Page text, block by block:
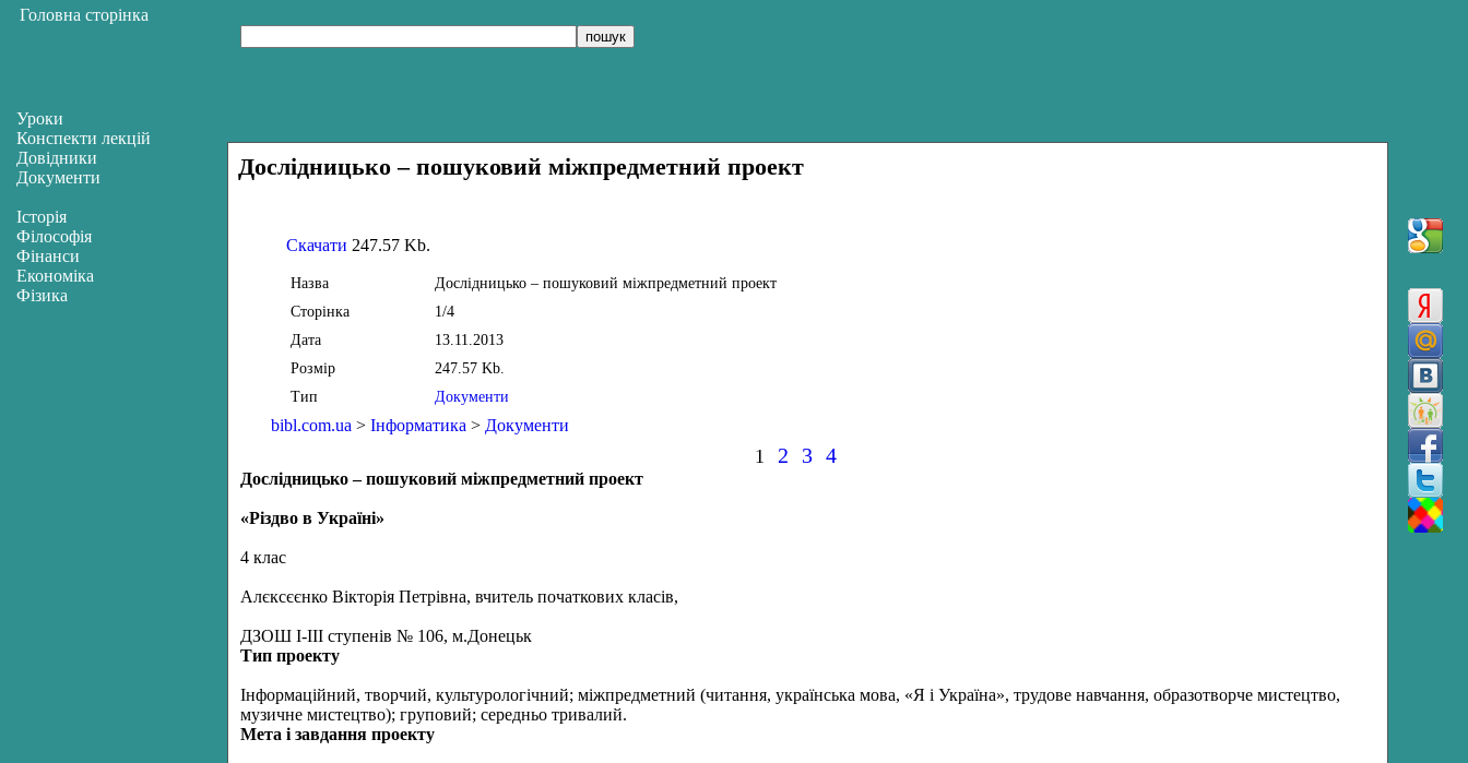
Дослідницько – пошуковий міжпредметний проект
Скачати 247.57 Kb.
Назва
Дослідницько – пошуковий міжпредметний проект
Сторінка
1/4
Дата
13.11.2013
Розмір
247.57 Kb.
Тип
Документи
bibl.com.ua > Інформатика > Документи
1 2 3 4
Дослідницько – пошуковий міжпредметний проект
«Різдво в Україні»
4 клас
Алєксєєнко Вікторія Петрівна, вчитель початкових класів,
ДЗОШ І-ІІІ ступенів № 106, м.Донецьк
Тип проекту
Інформаційний, творчий, культурологічний; міжпредметний (читання, українська мова, «Я і Україна», трудове навчання, образотворче мистецтво,
музичне мистецтво); груповий; середньо тривалий.
Мета і завдання проекту
Уроки
Конспекти лекцій
Довідники
Документи
Історія
Філософія
Фінанси
Економіка
Фізика
Головна сторінка